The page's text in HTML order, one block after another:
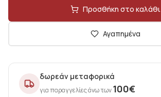
Προσθήκη στο καλάθι
Αγαπημένα
δωρεάν μεταφορικά
για παραγγελίες άνω των100€